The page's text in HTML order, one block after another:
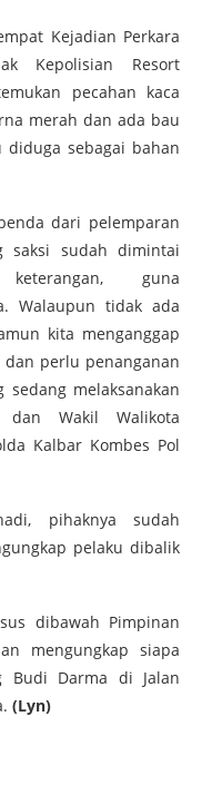
Kejadian Perkara
Kepolisian Resort
pecahan kaca
merah dan ada bau
diduga sebagai bahan
dari pelemparan
saksi sudah dimintai
keterangan, guna
Walaupun tidak ada
kita menganggap
perlu penanganan
sedang melaksanakan
dan Wakil Walikota
Kalbar Kombes Pol
pihaknya sudah
pelaku dibalik
dibawah Pimpinan
mengungkap siapa
Budi Darma di Jalan
(Lyn)